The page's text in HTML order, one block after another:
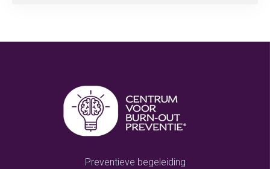
Preventieve begeleiding